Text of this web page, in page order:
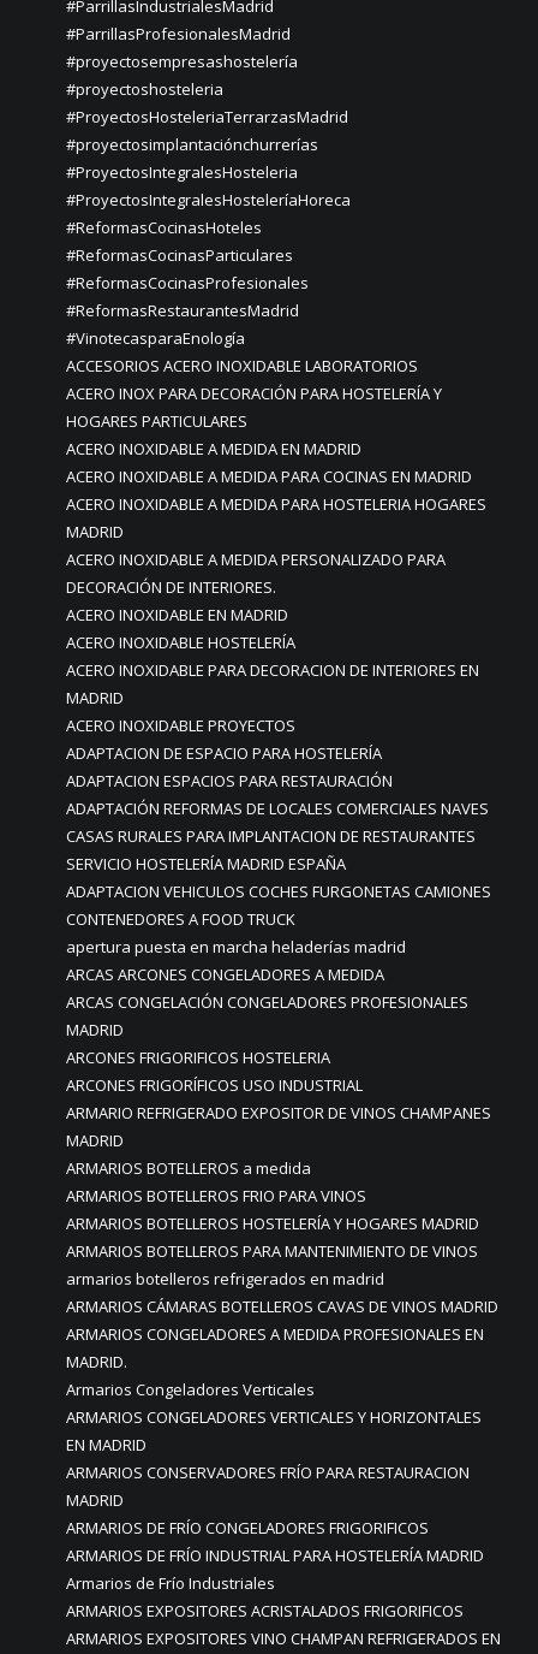
#ParrillasIndustrialesMadrid
#ParrillasProfesionalesMadrid
#proyectosempresashostelería
#proyectoshosteleria
#ProyectosHosteleriaTerrarzasMadrid
#proyectosimplantaciónchurrerías
#ProyectosIntegralesHosteleria
#ProyectosIntegralesHosteleríaHoreca
#ReformasCocinasHoteles
#ReformasCocinasParticulares
#ReformasCocinasProfesionales
#ReformasRestaurantesMadrid
#VinotecasparaEnología
ACCESORIOS ACERO INOXIDABLE LABORATORIOS
ACERO INOX PARA DECORACIÓN PARA HOSTELERÍA Y
HOGARES PARTICULARES
ACERO INOXIDABLE A MEDIDA EN MADRID
ACERO INOXIDABLE A MEDIDA PARA COCINAS EN MADRID
ACERO INOXIDABLE A MEDIDA PARA HOSTELERIA HOGARES
MADRID
ACERO INOXIDABLE A MEDIDA PERSONALIZADO PARA
DECORACIÓN DE INTERIORES.
ACERO INOXIDABLE EN MADRID
ACERO INOXIDABLE HOSTELERÍA
ACERO INOXIDABLE PARA DECORACION DE INTERIORES EN
MADRID
ACERO INOXIDABLE PROYECTOS
ADAPTACION DE ESPACIO PARA HOSTELERÍA
ADAPTACION ESPACIOS PARA RESTAURACIÓN
ADAPTACIÓN REFORMAS DE LOCALES COMERCIALES NAVES
CASAS RURALES PARA IMPLANTACION DE RESTAURANTES
SERVICIO HOSTELERÍA MADRID ESPAÑA
ADAPTACION VEHICULOS COCHES FURGONETAS CAMIONES
CONTENEDORES A FOOD TRUCK
apertura puesta en marcha heladerías madrid
ARCAS ARCONES CONGELADORES A MEDIDA
ARCAS CONGELACIÓN CONGELADORES PROFESIONALES
MADRID
ARCONES FRIGORIFICOS HOSTELERIA
ARCONES FRIGORÍFICOS USO INDUSTRIAL
ARMARIO REFRIGERADO EXPOSITOR DE VINOS CHAMPANES
MADRID
ARMARIOS BOTELLEROS a medida
ARMARIOS BOTELLEROS FRIO PARA VINOS
ARMARIOS BOTELLEROS HOSTELERÍA Y HOGARES MADRID
ARMARIOS BOTELLEROS PARA MANTENIMIENTO DE VINOS
armarios botelleros refrigerados en madrid
ARMARIOS CÁMARAS BOTELLEROS CAVAS DE VINOS MADRID
ARMARIOS CONGELADORES A MEDIDA PROFESIONALES EN
MADRID.
Armarios Congeladores Verticales
ARMARIOS CONGELADORES VERTICALES Y HORIZONTALES
EN MADRID
ARMARIOS CONSERVADORES FRÍO PARA RESTAURACION
MADRID
ARMARIOS DE FRÍO CONGELADORES FRIGORIFICOS
ARMARIOS DE FRÍO INDUSTRIAL PARA HOSTELERÍA MADRID
Armarios de Frío Industriales
ARMARIOS EXPOSITORES ACRISTALADOS FRIGORIFICOS
ARMARIOS EXPOSITORES VINO CHAMPAN REFRIGERADOS EN